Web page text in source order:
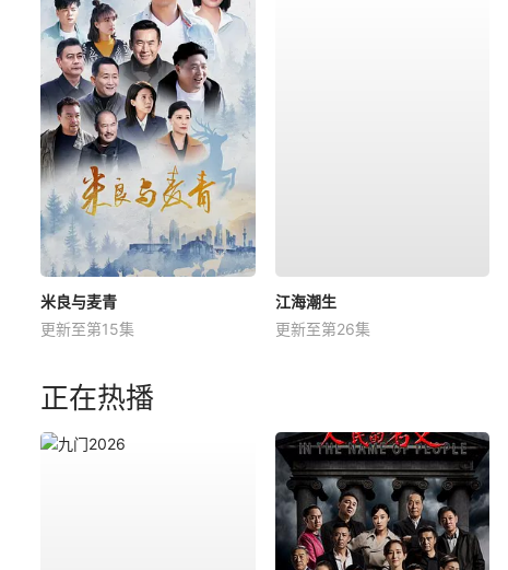
米良与麦青
更新至第15集
江海潮生
更新至第26集
正在热播